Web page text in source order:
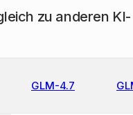
zu anderen KI-
GLM-4.7